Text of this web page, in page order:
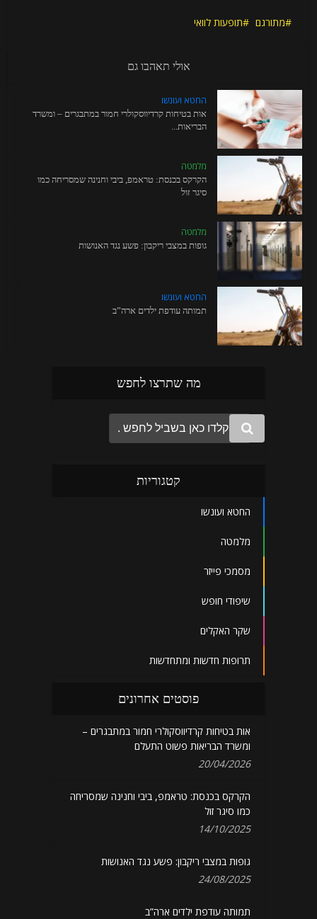
מתורגם תופעות לוואי
אולי תאהבו גם
החטא ועונשו
אות בטיחות קרדיווסקולרי חמור במתבגרים – ומשרד
הבריאות...
מלמטה
הקרקס בכנסת: טראמפ, ביבי וחנינה שמסריחה כמו
סיגר זול
מלמטה
גופות במצבי ריקבון: פשע נגד האנושות
החטא ועונשו
תמותה עודפת ילדים ארה”ב
מה שתרצו לחפש
קטגוריות
החטא ועונשו
מלמטה
מסמכי פייזר
שיפודי חופש
שקר האקלים
תרופות חדשות ומתחדשות
פוסטים אחרונים
אות בטיחות קרדיווסקולרי חמור במתבגרים –
ומשרד הבריאות פשוט התעלם
20/04/2026
הקרקס בכנסת: טראמפ, ביבי וחנינה שמסריחה
כמו סיגר זול
14/10/2025
גופות במצבי ריקבון: פשע נגד האנושות
24/08/2025
תמותה עודפת ילדים ארה”ב